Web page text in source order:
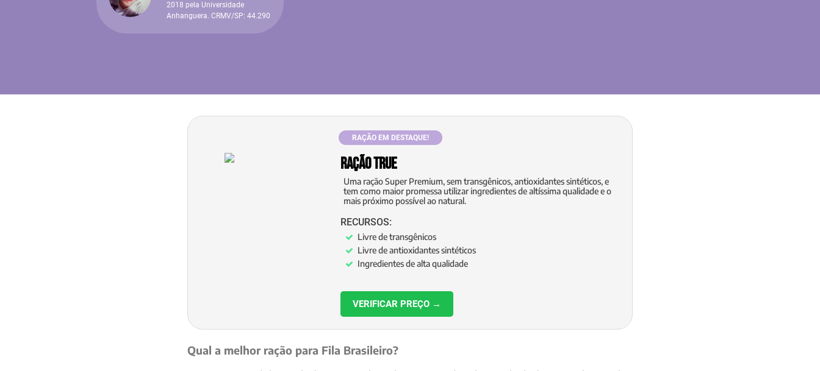
2018 pela Universidade
Anhanguera. CRMV/SP: 44.290
RAÇÃO EM DESTAQUE!
Ração True
Uma ração Super Premium, sem transgênicos, antioxidantes sintéticos, e
tem como maior promessa utilizar ingredientes de altíssima qualidade e o
mais próximo possível ao natural.
RECURSOS:
Livre de transgênicos
Livre de antioxidantes sintéticos
Ingredientes de alta qualidade
VERIFICAR PREÇO →
Qual a melhor ração para Fila Brasileiro?